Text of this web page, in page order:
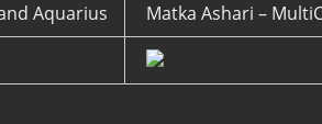
Aquarius Matka Ashari –